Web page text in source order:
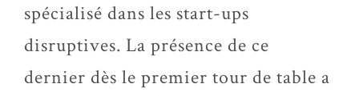
spécialisé dans les start-ups
disruptives. La présence de ce
dernier dès le premier tour de table a